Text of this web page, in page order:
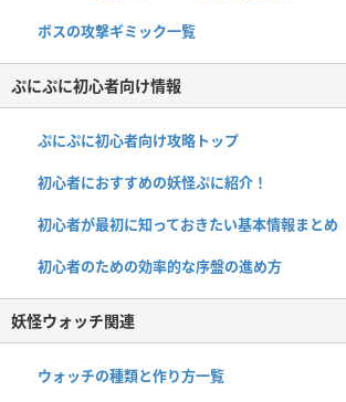
ボスの攻撃ギミック一覧
ぷにぷに初心者向け情報
ぷにぷに初心者向け攻略トップ
初心者におすすめの妖怪ぷに紹介！
初心者が最初に知っておきたい基本情報まとめ
初心者のための効率的な序盤の進め方
妖怪ウォッチ関連
ウォッチの種類と作り方一覧